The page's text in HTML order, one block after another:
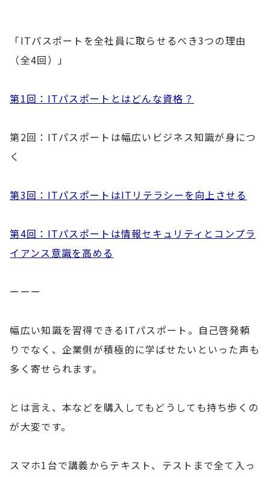
「ITパスポートを全社員に取らせるべき3つの理由
（全4回）」
第1回：ITパスポートとはどんな資格？
第2回：ITパスポートは幅広いビジネス知識が身につ
く
第3回：ITパスポートはITリテラシーを向上させる
第4回：ITパスポートは情報セキュリティとコンプラ
イアンス意識を高める
ーーー
幅広い知識を習得できるITパスポート。自己啓発頼
りでなく、企業側が積極的に学ばせたいといった声も
多く寄せられます。
とは言え、本などを購入してもどうしても持ち歩くの
が大変です。
スマホ1台で講義からテキスト、テストまで全て入っ